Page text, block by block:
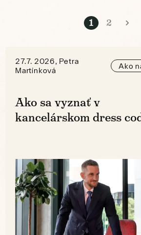
1 2
27.7. 2026, Petra
Martínková
Ako
Ako sa vyznať v
kancelárskom dress